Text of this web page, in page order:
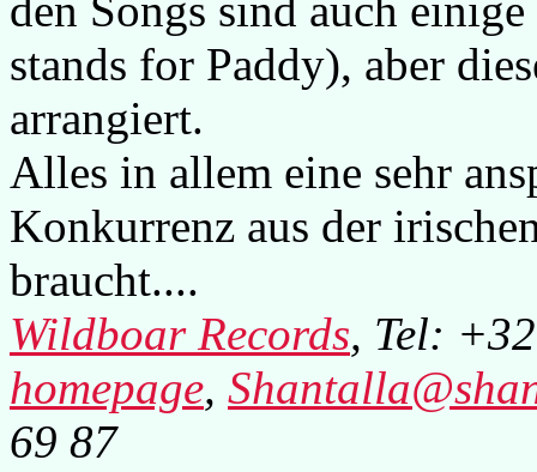
stands for Paddy), aber
arrangiert.
Alles in allem eine sehr
Konkurrenz aus der
braucht....
Wildboar Records, Tel:
homepage,
69 87